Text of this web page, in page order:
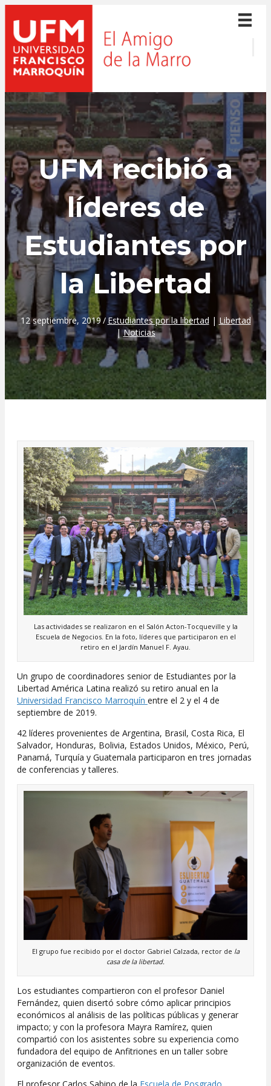
UFM recibió a
líderes de
Estudiantes por
la Libertad
12 septiembre, 2019/Estudiantes por la libertad | Libertad
|Noticias
Las actividades se realizaron en el Salón Acton-Tocqueville y la
Escuela de Negocios. En la foto, líderes que participaron en el
retiro en el Jardín Manuel F. Ayau.
Un grupo de coordinadores senior de Estudiantes por la
Libertad América Latina realizó su retiro anual en la
Universidad Francisco Marroquín entre el 2 y el 4 de
septiembre de 2019.
42 líderes provenientes de Argentina, Brasil, Costa Rica, El
Salvador, Honduras, Bolivia, Estados Unidos, México, Perú,
Panamá, Turquía y Guatemala participaron en tres jornadas
de conferencias y talleres.
El grupo fue recibido por el doctor Gabriel Calzada, rector de la
casa de la libertad.
Los estudiantes compartieron con el profesor Daniel
Fernández, quien disertó sobre cómo aplicar principios
económicos al análisis de las políticas públicas y generar
impacto; y con la profesora Mayra Ramírez, quien
compartió con los asistentes sobre su experiencia como
fundadora del equipo de Anfitriones en un taller sobre
organización de eventos.